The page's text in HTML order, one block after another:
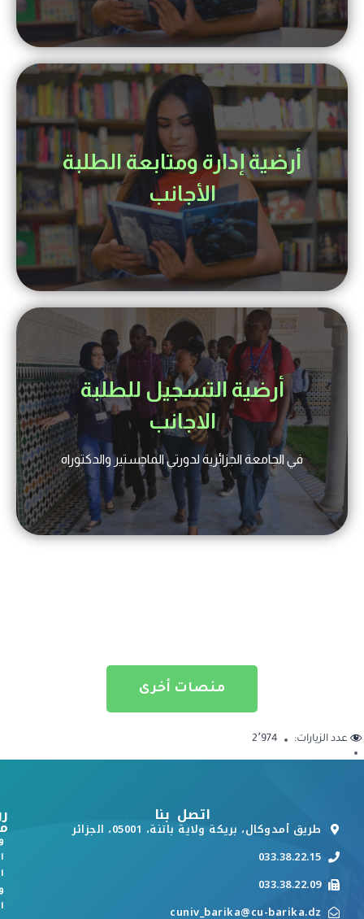
أرضية إدارة ومتابعة الطلبة
الأجانب
أرضية التسجيل للطلبة
الاجانب
في الجامعة الجزائرية لدورتي الماجستير والدكتوراه
منصات أخرى
عدد الزيارات: 2٬974
اتصل بنا
طريق أمدوكال، بريكة ولاية باتنة، 05001، الجزائر
033.38.22.15
033.38.22.09
cuniv_barika@cu-barika.dz